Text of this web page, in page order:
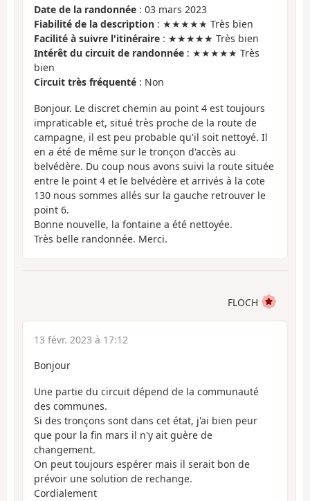
Date de la randonnée : 03 mars 2023
Fiabilité de la description : ★★★★★ Très bien
Facilité à suivre l'itinéraire : ★★★★★ Très bien
Intérêt du circuit de randonnée : ★★★★★ Très
bien
Circuit très fréquenté : Non
Bonjour. Le discret chemin au point 4 est toujours
impraticable et, situé très proche de la route de
campagne, il est peu probable qu'il soit nettoyé. Il
en a été de même sur le tronçon d'accès au
belvédère. Du coup nous avons suivi la route située
entre le point 4 et le belvédère et arrivés à la cote
130 nous sommes allés sur la gauche retrouver le
point 6.
Bonne nouvelle, la fontaine a été nettoyée.
Très belle randonnée. Merci.
FLOCH
13 févr. 2023 à 17:12
Bonjour
Une partie du circuit dépend de la communauté
des communes.
Si des tronçons sont dans cet état, j'ai bien peur
que pour la fin mars il n'y ait guère de
changement.
On peut toujours espérer mais il serait bon de
prévoir une solution de rechange.
Cordialement